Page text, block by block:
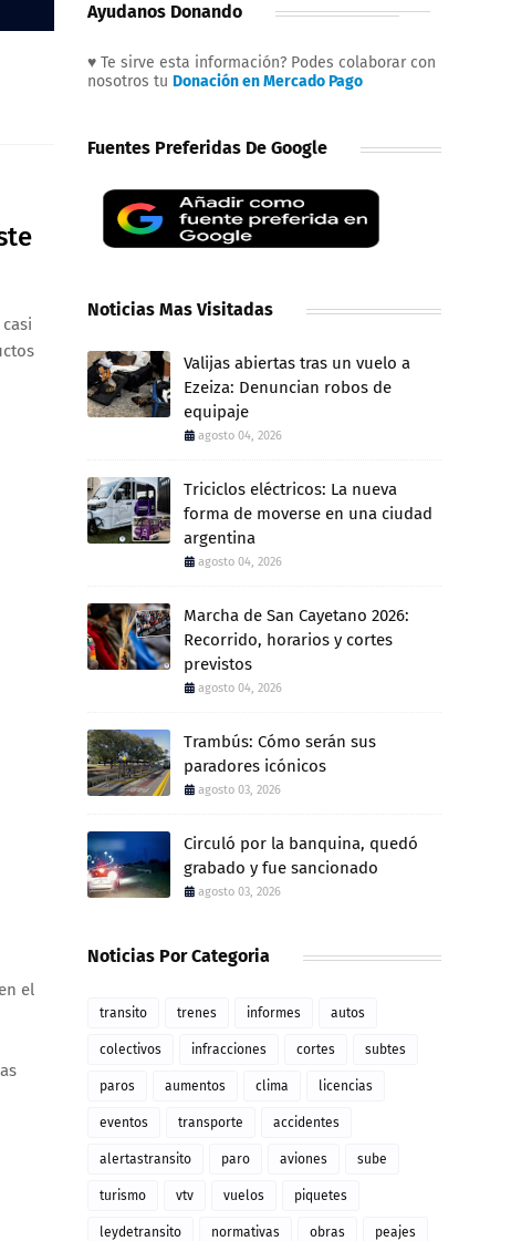
el
Ayudanos Donando
♥ Te sirve esta información? Podes colaborar con
nosotros tu Donación en Mercado Pago
Fuentes Preferidas De Google
Noticias Mas Visitadas
Valijas abiertas tras un vuelo a
Ezeiza: Denuncian robos de
equipaje
agosto 04, 2026
Triciclos eléctricos: La nueva
forma de moverse en una ciudad
argentina
agosto 04, 2026
Marcha de San Cayetano 2026:
Recorrido, horarios y cortes
previstos
agosto 04, 2026
Trambús: Cómo serán sus
paradores icónicos
agosto 03, 2026
Circuló por la banquina, quedó
grabado y fue sancionado
agosto 03, 2026
Noticias Por Categoria
transito trenes informes autos
colectivos infracciones cortes subtes
paros aumentos clima licencias
eventos transporte accidentes
alertastransito paro aviones sube
turismo vtv vuelos piquetes
leydetransito normativas obras peajes